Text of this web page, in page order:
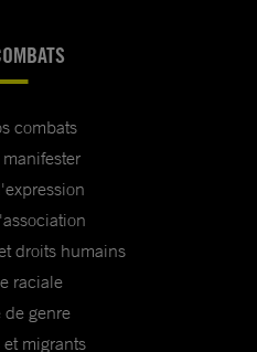
combats
droits humains
raciale
de genre
migrants